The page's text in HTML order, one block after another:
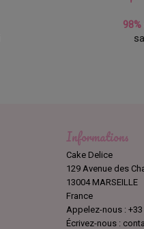
98%
Informations
Cake Delice
129 Avenue des
13004 MARSEILLE
France
Appelez-nous :
Écrivez-nous :